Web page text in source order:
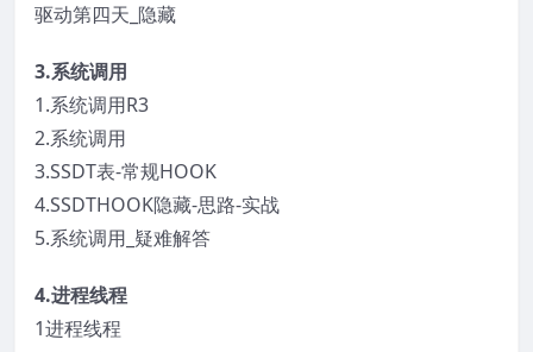
驱动第四天_隐藏
3.系统调用
1.系统调用R3
2.系统调用
3.SSDT表-常规HOOK
4.SSDTHOOK隐藏-思路-实战
5.系统调用_疑难解答
4.进程线程
1进程线程